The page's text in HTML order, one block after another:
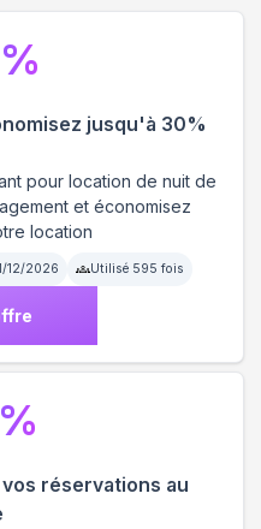
jusqu'à 30%
pour location de nuit de
et économisez
location
12/2026 Utilisé 595 fois
%
réservations au
%